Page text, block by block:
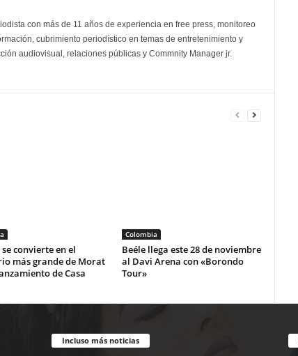
con más de 11 años de experiencia en free press, monitoreo
cubrimiento periodístico en temas de entretenimiento y
audiovisual, relaciones públicas y Commnity Manager jr.
convierte en el
más grande de Morat
de Casa
Colombia
Beéle llega este 28 de noviembre
al Davi Arena con «Borondo
Tour»
Incluso más noticias